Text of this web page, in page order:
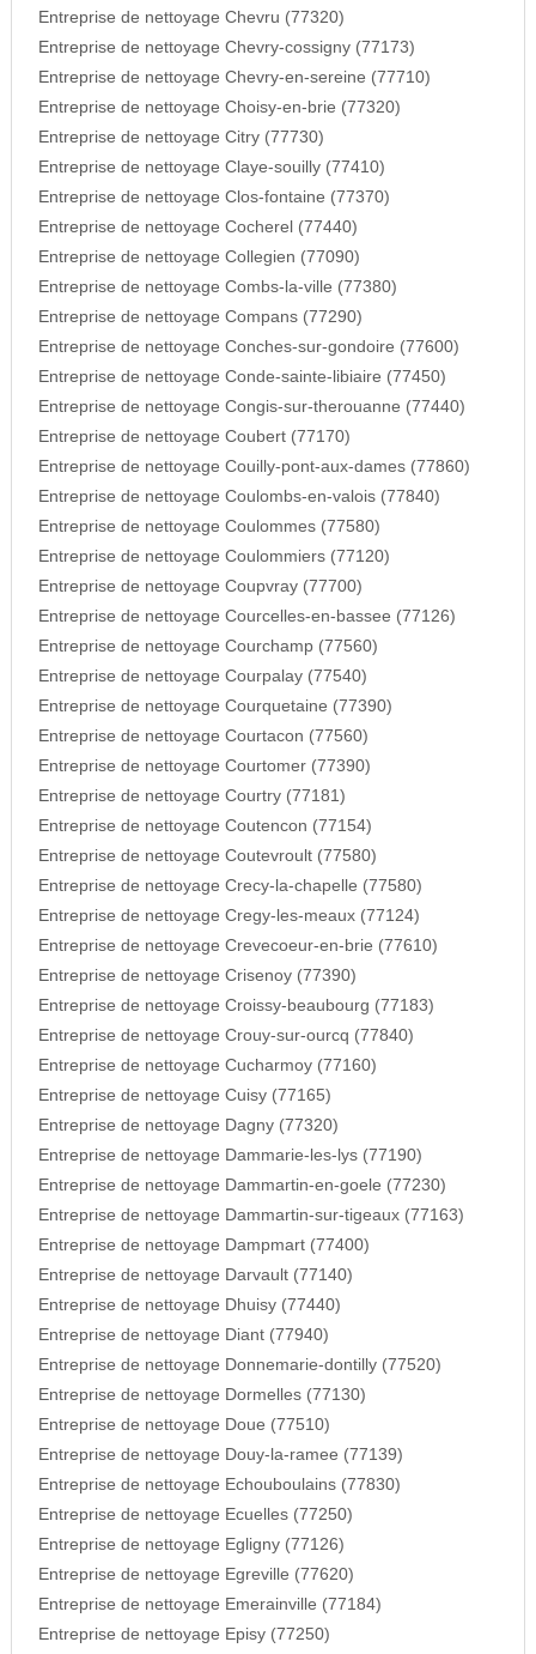
Entreprise de nettoyage Chevru (77320)
Entreprise de nettoyage Chevry-cossigny (77173)
Entreprise de nettoyage Chevry-en-sereine (77710)
Entreprise de nettoyage Choisy-en-brie (77320)
Entreprise de nettoyage Citry (77730)
Entreprise de nettoyage Claye-souilly (77410)
Entreprise de nettoyage Clos-fontaine (77370)
Entreprise de nettoyage Cocherel (77440)
Entreprise de nettoyage Collegien (77090)
Entreprise de nettoyage Combs-la-ville (77380)
Entreprise de nettoyage Compans (77290)
Entreprise de nettoyage Conches-sur-gondoire (77600)
Entreprise de nettoyage Conde-sainte-libiaire (77450)
Entreprise de nettoyage Congis-sur-therouanne (77440)
Entreprise de nettoyage Coubert (77170)
Entreprise de nettoyage Couilly-pont-aux-dames (77860)
Entreprise de nettoyage Coulombs-en-valois (77840)
Entreprise de nettoyage Coulommes (77580)
Entreprise de nettoyage Coulommiers (77120)
Entreprise de nettoyage Coupvray (77700)
Entreprise de nettoyage Courcelles-en-bassee (77126)
Entreprise de nettoyage Courchamp (77560)
Entreprise de nettoyage Courpalay (77540)
Entreprise de nettoyage Courquetaine (77390)
Entreprise de nettoyage Courtacon (77560)
Entreprise de nettoyage Courtomer (77390)
Entreprise de nettoyage Courtry (77181)
Entreprise de nettoyage Coutencon (77154)
Entreprise de nettoyage Coutevroult (77580)
Entreprise de nettoyage Crecy-la-chapelle (77580)
Entreprise de nettoyage Cregy-les-meaux (77124)
Entreprise de nettoyage Crevecoeur-en-brie (77610)
Entreprise de nettoyage Crisenoy (77390)
Entreprise de nettoyage Croissy-beaubourg (77183)
Entreprise de nettoyage Crouy-sur-ourcq (77840)
Entreprise de nettoyage Cucharmoy (77160)
Entreprise de nettoyage Cuisy (77165)
Entreprise de nettoyage Dagny (77320)
Entreprise de nettoyage Dammarie-les-lys (77190)
Entreprise de nettoyage Dammartin-en-goele (77230)
Entreprise de nettoyage Dammartin-sur-tigeaux (77163)
Entreprise de nettoyage Dampmart (77400)
Entreprise de nettoyage Darvault (77140)
Entreprise de nettoyage Dhuisy (77440)
Entreprise de nettoyage Diant (77940)
Entreprise de nettoyage Donnemarie-dontilly (77520)
Entreprise de nettoyage Dormelles (77130)
Entreprise de nettoyage Doue (77510)
Entreprise de nettoyage Douy-la-ramee (77139)
Entreprise de nettoyage Echouboulains (77830)
Entreprise de nettoyage Ecuelles (77250)
Entreprise de nettoyage Egligny (77126)
Entreprise de nettoyage Egreville (77620)
Entreprise de nettoyage Emerainville (77184)
Entreprise de nettoyage Episy (77250)